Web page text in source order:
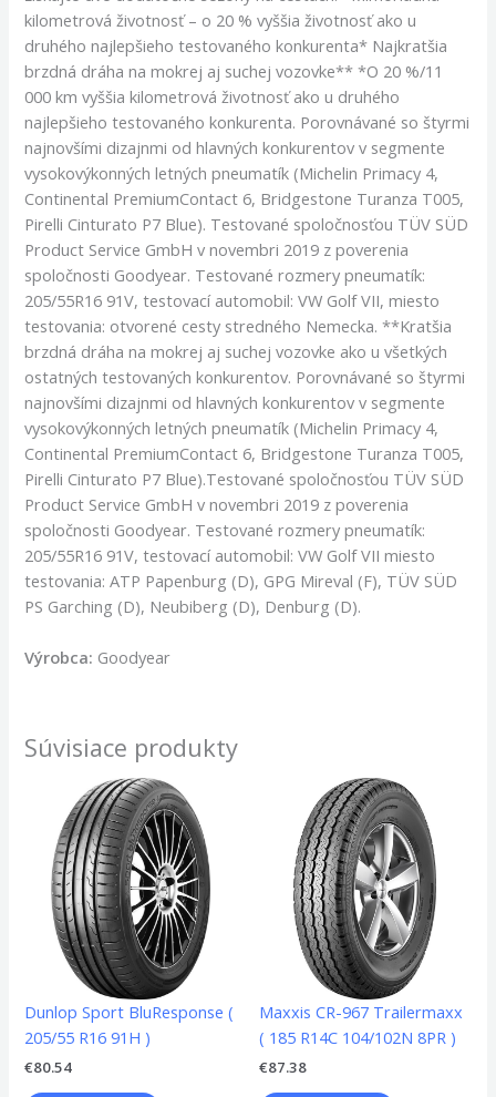
kilometrová životnosť – o 20 % vyššia životnosť ako u
druhého najlepšieho testovaného konkurenta* Najkratšia
brzdná dráha na mokrej aj suchej vozovke** *O 20 %/11
000 km vyššia kilometrová životnosť ako u druhého
najlepšieho testovaného konkurenta. Porovnávané so štyrmi
najnovšími dizajnmi od hlavných konkurentov v segmente
vysokovýkonných letných pneumatík (Michelin Primacy 4,
Continental PremiumContact 6, Bridgestone Turanza T005,
Pirelli Cinturato P7 Blue). Testované spoločnosťou TÜV SÜD
Product Service GmbH v novembri 2019 z poverenia
spoločnosti Goodyear. Testované rozmery pneumatík:
205/55R16 91V, testovací automobil: VW Golf VII, miesto
testovania: otvorené cesty stredného Nemecka. **Kratšia
brzdná dráha na mokrej aj suchej vozovke ako u všetkých
ostatných testovaných konkurentov. Porovnávané so štyrmi
najnovšími dizajnmi od hlavných konkurentov v segmente
vysokovýkonných letných pneumatík (Michelin Primacy 4,
Continental PremiumContact 6, Bridgestone Turanza T005,
Pirelli Cinturato P7 Blue).Testované spoločnosťou TÜV SÜD
Product Service GmbH v novembri 2019 z poverenia
spoločnosti Goodyear. Testované rozmery pneumatík:
205/55R16 91V, testovací automobil: VW Golf VII miesto
testovania: ATP Papenburg (D), GPG Mireval (F), TÜV SÜD
PS Garching (D), Neubiberg (D), Denburg (D).
Výrobca: Goodyear
Súvisiace produkty
Dunlop Sport BluResponse (
205/55 R16 91H )
€80.54
Maxxis CR-967 Trailermaxx
( 185 R14C 104/102N 8PR )
€87.38